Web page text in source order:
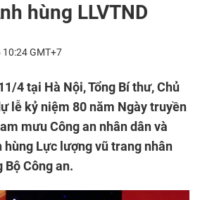
hùng LLVTND
GMT+7
4 tại Hà Nội, Tổng Bí thư, Chủ
lễ kỷ niệm 80 năm Ngày truyền
mưu Công an nhân dân và
hùng Lực lượng vũ trang nhân
Bộ Công an.